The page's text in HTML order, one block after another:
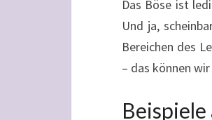
Das Böse ist
Und ja,
Bereichen des
– das können
Beispiele